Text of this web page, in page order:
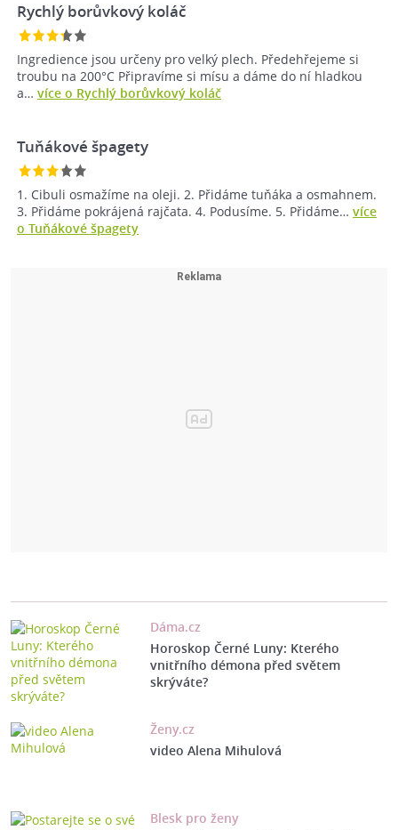
Rychlý borůvkový koláč
Ingredience jsou určeny pro velký plech. Předehřejeme si
troubu na 200°C Připravíme si mísu a dáme do ní hladkou
a… více o Rychlý borůvkový koláč
Tuňákové špagety
1. Cibuli osmažíme na oleji. 2. Přidáme tuňáka a osmahnem.
3. Přidáme pokrájená rajčata. 4. Podusíme. 5. Přidáme… více
o Tuňákové špagety
Dáma.cz
Horoskop Černé Luny: Kterého
vnitřního démona před světem
skrýváte?
Ženy.cz
video Alena Mihulová
Blesk pro ženy